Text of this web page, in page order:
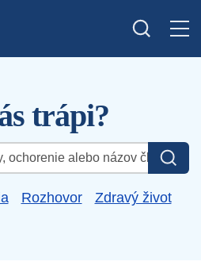
trápi?
Rozhovor Zdravý život